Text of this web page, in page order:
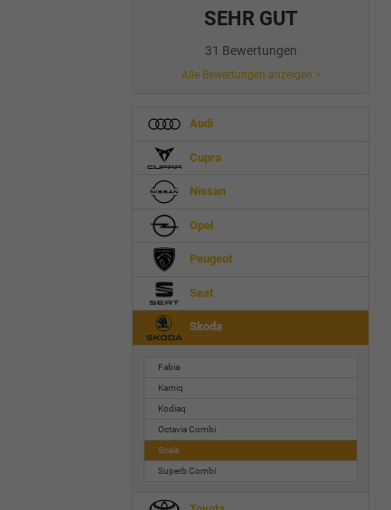
SEHR GUT
31 Bewertungen
Alle Bewertungen anzeigen >
Audi
Cupra
Nissan
Opel
Peugeot
Seat
Skoda
Fabia
Kamiq
Kodiaq
Octavia Combi
Scala
Superb Combi